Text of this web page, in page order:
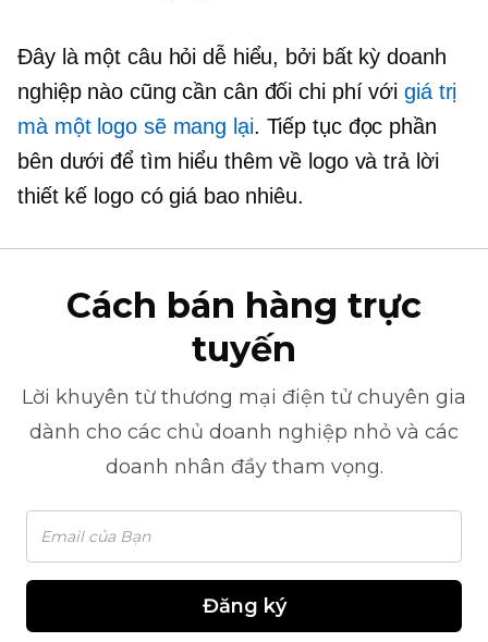
Đây là một câu hỏi dễ hiểu, bởi bất kỳ doanh
nghiệp nào cũng cần cân đối chi phí với giá trị
mà một logo sẽ mang lại. Tiếp tục đọc phần
bên dưới để tìm hiểu thêm về logo và trả lời
thiết kế logo có giá bao nhiêu.
Cách bán hàng trực
tuyến
Lời khuyên từ thương mại điện tử chuyên gia
dành cho các chủ doanh nghiệp nhỏ và các
doanh nhân đầy tham vọng.
Đăng ký